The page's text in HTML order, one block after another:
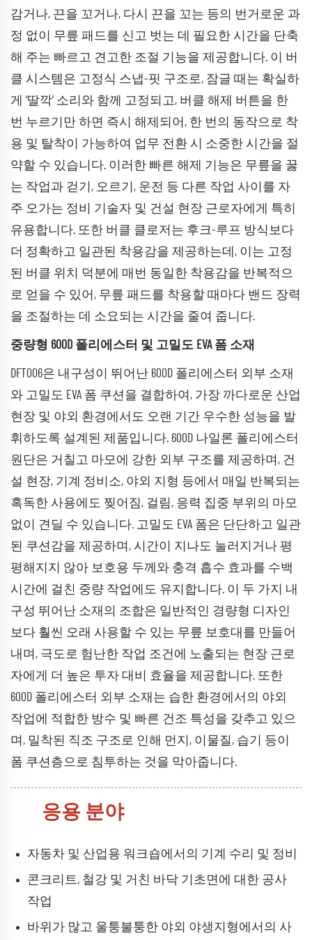
감거나, 끈을 꼬거나, 다시 끈을 꼬는 등의 번거로운 과
정 없이 무릎 패드를 신고 벗는 데 필요한 시간을 단축
해 주는 빠르고 견고한 조절 기능을 제공합니다. 이 버
클 시스템은 고정식 스냅-핏 구조로, 잠글 때는 확실하
게 ‘딸깍’ 소리와 함께 고정되고, 버클 해제 버튼을 한
번 누르기만 하면 즉시 해제되어, 한 번의 동작으로 착
용 및 탈착이 가능하여 업무 전환 시 소중한 시간을 절
약할 수 있습니다. 이러한 빠른 해제 기능은 무릎을 꿇
는 작업과 걷기, 오르기, 운전 등 다른 작업 사이를 자
주 오가는 정비 기술자 및 건설 현장 근로자에게 특히
유용합니다. 또한 버클 클로저는 후크-루프 방식보다
더 정확하고 일관된 착용감을 제공하는데, 이는 고정
된 버클 위치 덕분에 매번 동일한 착용감을 반복적으
로 얻을 수 있어, 무릎 패드를 착용할 때마다 밴드 장력
을 조절하는 데 소요되는 시간을 줄여 줍니다.
중량형 600D 폴리에스터 및 고밀도 EVA 폼 소재
DFT006은 내구성이 뛰어난 600D 폴리에스터 외부 소재
와 고밀도 EVA 폼 쿠션을 결합하여, 가장 까다로운 산업
현장 및 야외 환경에서도 오랜 기간 우수한 성능을 발
휘하도록 설계된 제품입니다. 600D 나일론 폴리에스터
원단은 거칠고 마모에 강한 외부 구조를 제공하며, 건
설 현장, 기계 정비소, 야외 지형 등에서 매일 반복되는
혹독한 사용에도 찢어짐, 걸림, 응력 집중 부위의 마모
없이 견딜 수 있습니다. 고밀도 EVA 폼은 단단하고 일관
된 쿠션감을 제공하며, 시간이 지나도 눌러지거나 평
평해지지 않아 보호용 두께와 충격 흡수 효과를 수백
시간에 걸친 중량 작업에도 유지합니다. 이 두 가지 내
구성 뛰어난 소재의 조합은 일반적인 경량형 디자인
보다 훨씬 오래 사용할 수 있는 무릎 보호대를 만들어
내며, 극도로 험난한 작업 조건에 노출되는 현장 근로
자에게 더 높은 투자 대비 효율을 제공합니다. 또한
600D 폴리에스터 외부 소재는 습한 환경에서의 야외
작업에 적합한 방수 및 빠른 건조 특성을 갖추고 있으
며, 밀착된 직조 구조로 인해 먼지, 이물질, 습기 등이
폼 쿠션층으로 침투하는 것을 막아줍니다.
응용 분야
자동차 및 산업용 워크숍에서의 기계 수리 및 정비
콘크리트, 철강 및 거친 바닥 기초면에 대한 공사
작업
바위가 많고 울퉁불퉁한 야외 야생지형에서의 사